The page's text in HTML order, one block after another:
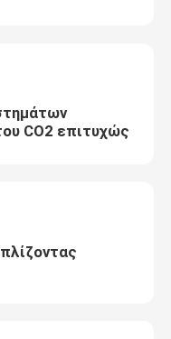
CO2 επιτυχώς